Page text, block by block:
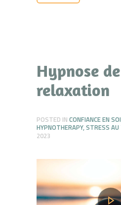
Hypnose de
relaxation
POSTED IN CONFIANCE EN SOI
HYPNOTHERAPY,STRESS
2023